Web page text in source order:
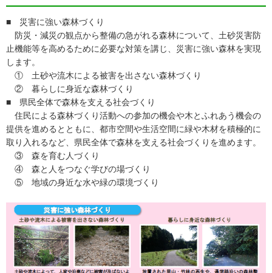
■ 災害に強い森林づくり
防災・減災の観点から整備の急がれる森林について、土砂災害防
止機能等を高めるために必要な対策を講じ、災害に強い森林を実現
します。
① 土砂や流木による被害を出さない森林づくり
② 暮らしに身近な森林づくり
■ 県民全体で森林を支える社会づくり
住民による森林づくり活動への参加の機会や木とふれあう機会の
提供を進めるとともに、都市空間や生活空間に緑や木材を積極的に
取り入れるなど、県民全体で森林を支える社会づくりを進めます。
③ 森を育む人づくり
④ 森と人をつなぐ学びの場づくり
⑤ 地域の身近な水や緑の環境づくり